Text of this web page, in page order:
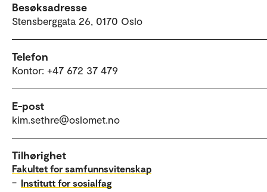
Besøksadresse
Stensberggata 26, 0170 Oslo
Telefon
Kontor: +47 672 37 479
E-post
kim.sethre@oslomet.no
Tilhørighet
Fakultet for samfunnsvitenskap
– Institutt for sosialfag